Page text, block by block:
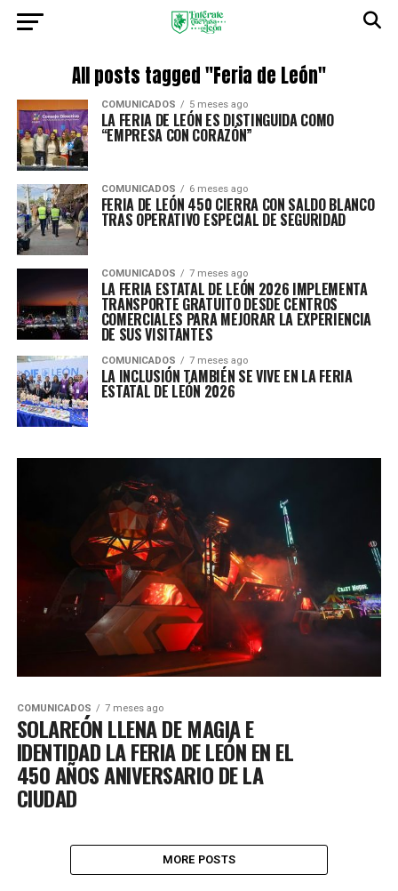
All posts tagged "Feria de León"
COMUNICADOS 5 meses ago
LA FERIA DE LEÓN ES DISTINGUIDA COMO
“EMPRESA CON CORAZÓN”
COMUNICADOS 6 meses ago
FERIA DE LEÓN 450 CIERRA CON SALDO BLANCO
TRAS OPERATIVO ESPECIAL DE SEGURIDAD
COMUNICADOS 7 meses ago
LA FERIA ESTATAL DE LEÓN 2026 IMPLEMENTA
TRANSPORTE GRATUITO DESDE CENTROS
COMERCIALES PARA MEJORAR LA EXPERIENCIA
DE SUS VISITANTES
COMUNICADOS 7 meses ago
LA INCLUSIÓN TAMBIÉN SE VIVE EN LA FERIA
ESTATAL DE LEÓN 2026
COMUNICADOS 7 meses ago
SOLAREÓN LLENA DE MAGIA E
IDENTIDAD LA FERIA DE LEÓN EN EL
450 AÑOS ANIVERSARIO DE LA
CIUDAD
MORE POSTS